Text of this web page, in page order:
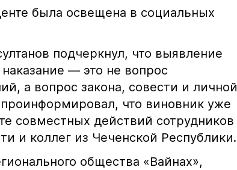
была освещена в социальных
подчеркнул, что выявление
— это не вопрос
а вопрос закона, совести и личной
что виновник уже
совместных действий сотрудников
и коллег из Чеченской Республики.
общества «Вайнах»,